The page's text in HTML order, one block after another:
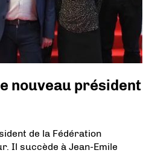
nouveau président
de la Fédération
Il succède à Jean-Emile